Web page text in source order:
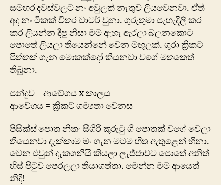
සමහර දවස්වලට නං අවුලක් නැතුව ලියවෙනවා. ඒත්
අද නං ටිකක් විතර චාටර් වුනා. ගුරුතුමා පැහැදිලි කර
කර ලියන්න දීපු නිසා මම ඇහැ ඇරලා බලනකොට
පොතේ ලියලා තියෙන්නේ වෙන මඟුලක්. ගුරා ක්‍රිකට්
පිත්තක් ගැන මොකක්දෝ කියනවා වගේ මතකෙත්
තිබුනා.
පන්දුව = ආවේගය x කාලය
ආවේගය = ක්‍රිකට් ගම්‍යතා වෙනස
පිසික්ස් පොත නිකං සීගිරි කුරුටු ගී‍ පොතක් ව‍ගේ වෙලා
ති‍යෙනවා දැක්කාම මං ගැන මටම හිත ඇතුළෙන් හිනා.
වෙන එවුන් දැකගනියි කියලා ලැජ්ජාවට පොතේ අනිත්
හිස් පිටුව පෙරලලා තියාගත්තා. මෙන්න මම ආයෙත්
නිදි!